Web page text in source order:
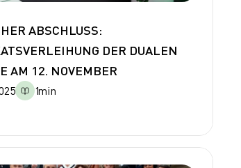
ABSCHLUSS:
DER DUALEN
AM 12. NOVEMBER
1min